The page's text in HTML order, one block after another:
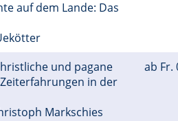
auf dem Lande: Das
und pagane
in der
Markschies
ab Fr.